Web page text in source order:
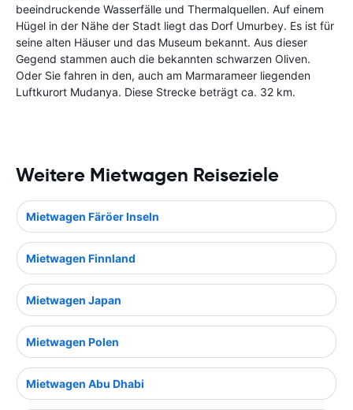
beeindruckende Wasserfälle und Thermalquellen. Auf einem
Hügel in der Nähe der Stadt liegt das Dorf Umurbey. Es ist für
seine alten Häuser und das Museum bekannt. Aus dieser
Gegend stammen auch die bekannten schwarzen Oliven.
Oder Sie fahren in den, auch am Marmarameer liegenden
Luftkurort Mudanya. Diese Strecke beträgt ca. 32 km.
Weitere Mietwagen Reiseziele
Mietwagen Färöer Inseln
Mietwagen Finnland
Mietwagen Japan
Mietwagen Polen
Mietwagen Abu Dhabi